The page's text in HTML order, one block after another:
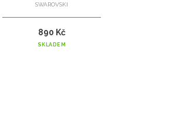
SWAROVSKI
890 Kč
SKLADEM